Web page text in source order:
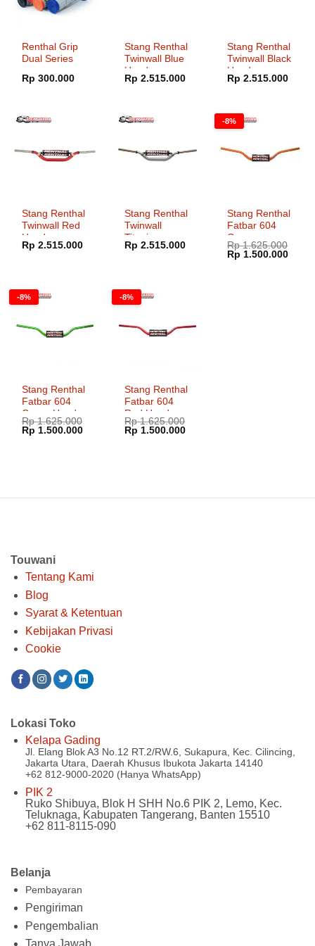
Renthal Grip
Dual Series
Rp 300.000
Stang Renthal
Twinwall Blue
Honda
Kawasaki
Rp 2.515.000
Stang Renthal
Twinwall Black
Honda
Kawasaki
Rp 2.515.000
Stang Renthal
Twinwall Red
Honda
Kawasaki
Rp 2.515.000
Stang Renthal
Twinwall
Titanium
Honda
Rp 2.515.000
-8%
Stang Renthal
Fatbar 604
Orange
Honda
Kawasaki
Rp1.625.000
Harga
aslinya
Rp 1.500.000Harga
-8%
Stang Renthal
Fatbar 604
Green Honda
Kawasaki
Rp1.625.000
Harga
aslinya
Rp 1.500.000Harga
-8%
Stang Renthal
Fatbar 604
Red Honda
Kawasaki
Rp1.625.000
Harga
aslinya
Rp 1.500.000Harga
Touwani
Tentang Kami
Blog
Syarat & Ketentuan
Kebijakan Privasi
Cookie
Belanja
Pembayaran
Pengiriman
Pengembalian
Lokasi Toko
Kelapa Gading
Jl. Elang Blok A3 No.12 RT.2/RW.6, Sukapura, Kec. Cilincing,
Jakarta Utara, Daerah Khusus Ibukota Jakarta 14140
+62 812-9000-2020 (Hanya WhatsApp)
PIK 2
Ruko Shibuya, Blok H SHH No.6 PIK 2, Lemo, Kec.
Teluknaga, Kabupaten Tangerang, Banten 15510
+62 811-8115-090